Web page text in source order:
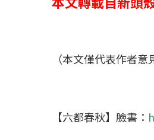
（本文僅代表作者
【六都春秋】臉書：